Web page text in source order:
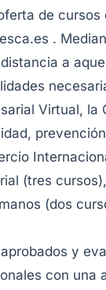
de
.
a
Virtual,
(tres
(dos
y
con una